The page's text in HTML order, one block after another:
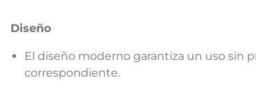
Diseño
El diseño moderno garantiza un uso sin
correspondiente.